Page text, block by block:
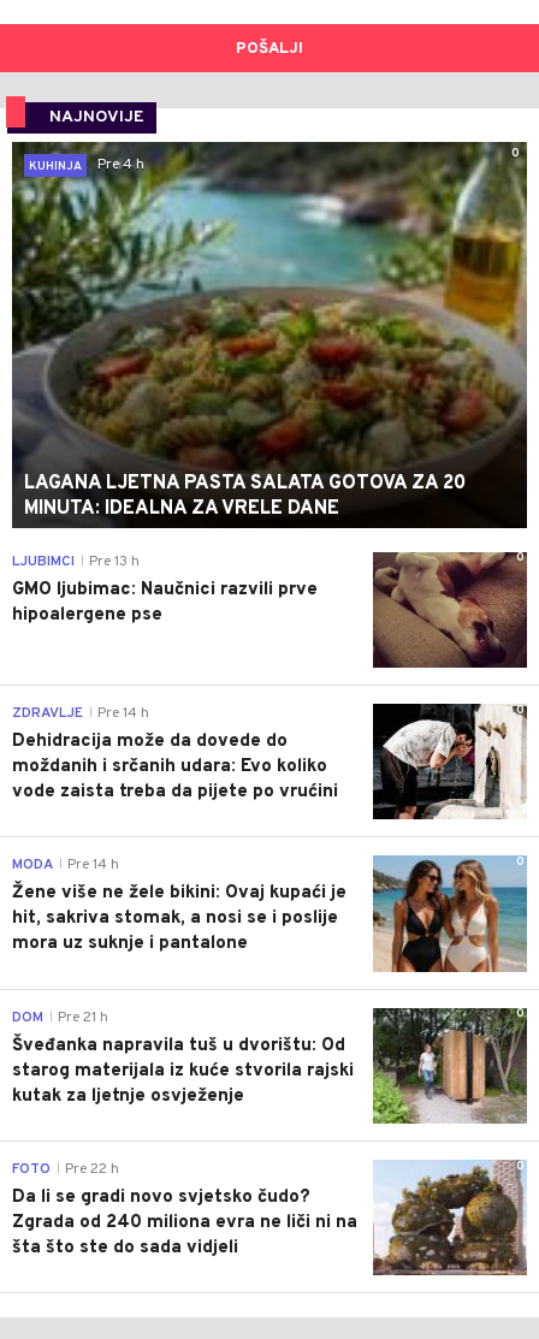
POŠALJI
NAJNOVIJE
0
KUHINJA
Pre 4 h
LAGANA LJETNA PASTA SALATA GOTOVA ZA 20
MINUTA: IDEALNA ZA VRELE DANE
0
LJUBIMCI Pre 13 h
GMO ljubimac: Naučnici razvili prve
hipoalergene pse
0
ZDRAVLJE Pre 14 h
Dehidracija može da dovede do
moždanih i srčanih udara: Evo koliko
vode zaista treba da pijete po vrućini
0
MODA Pre 14 h
Žene više ne žele bikini: Ovaj kupaći je
hit, sakriva stomak, a nosi se i poslije
mora uz suknje i pantalone
0
DOM Pre 21 h
Šveđanka napravila tuš u dvorištu: Od
starog materijala iz kuće stvorila rajski
kutak za ljetnje osvježenje
0
FOTO Pre 22 h
Da li se gradi novo svjetsko čudo?
Zgrada od 240 miliona evra ne liči ni na
šta što ste do sada vidjeli